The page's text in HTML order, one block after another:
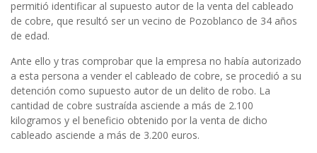
permitió identificar al supuesto autor de la venta del cableado
de cobre, que resultó ser un vecino de Pozoblanco de 34 años
de edad.
Ante ello y tras comprobar que la empresa no había autorizado
a esta persona a vender el cableado de cobre, se procedió a su
detención como supuesto autor de un delito de robo. La
cantidad de cobre sustraída asciende a más de 2.100
kilogramos y el beneficio obtenido por la venta de dicho
cableado asciende a más de 3.200 euros.